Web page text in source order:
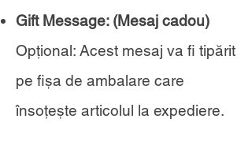
Gift Message: (Mesaj cadou)
Opțional: Acest mesaj va fi tipărit
pe fișa de ambalare care
însoțește articolul la expediere.